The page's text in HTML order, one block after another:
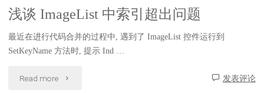
载
页
面
浅谈 ImageList 中索引超出问题
最近在进行代码合并的过程中, 遇到了 ImageList 控件运行到
SetKeyName 方法时, 提示 Ind …
Read more "浅 发表评论